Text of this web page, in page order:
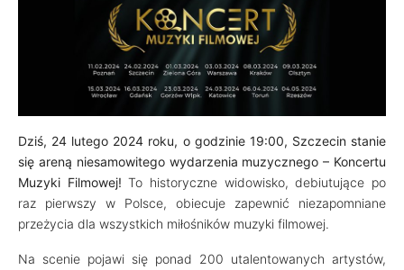
Dziś, 24 lutego 2024 roku, o godzinie 19:00, Szczecin stanie
się areną niesamowitego wydarzenia muzycznego – Koncertu
Muzyki Filmowej!To historyczne widowisko, debiutujące po
raz pierwszy w Polsce, obiecuje zapewnić niezapomniane
przeżycia dla wszystkich miłośników muzyki filmowej.
Na scenie pojawi się ponad 200 utalentowanych artystów,